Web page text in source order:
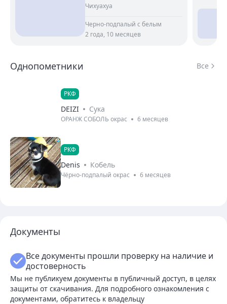
Чихуахуа
Черно-подпалый с белым
2 года, 10 месяцев
Однопометники Все
РКФ
DEIZI Сука
ОРАНЖ СОБОЛЬ окрас 6 месяцев
РКФ
Denis Кобель
Чёрно-подпалый окрас 6 месяцев
Документы
Все документы прошли проверку на наличие и
достоверность
Мы не публикуем документы в публичный доступ, в целях
защиты от скачивания. Для подробного ознакомления с
документами, обратитесь к владельцу